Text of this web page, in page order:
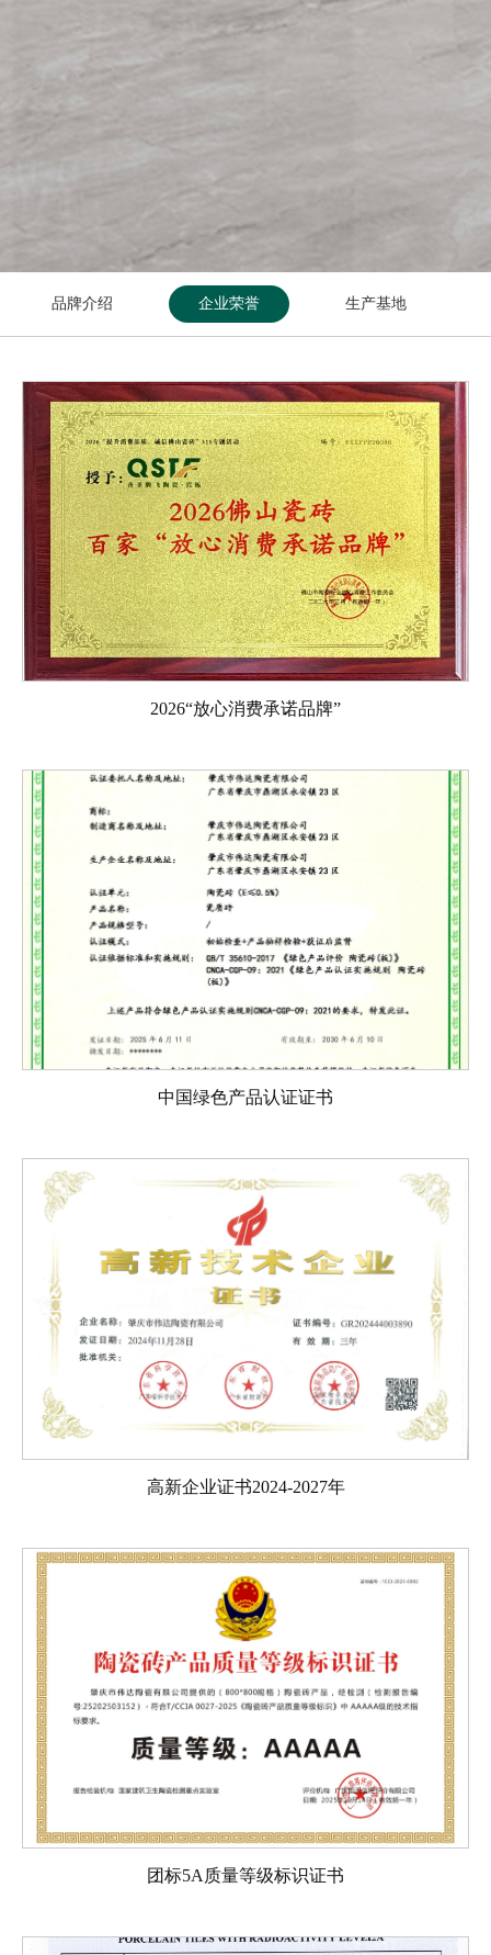
品牌介绍 企业荣誉 生产基地
2026“放心消费承诺品牌”
中国绿色产品认证证书
高新企业证书2024-2027年
团标5A质量等级标识证书